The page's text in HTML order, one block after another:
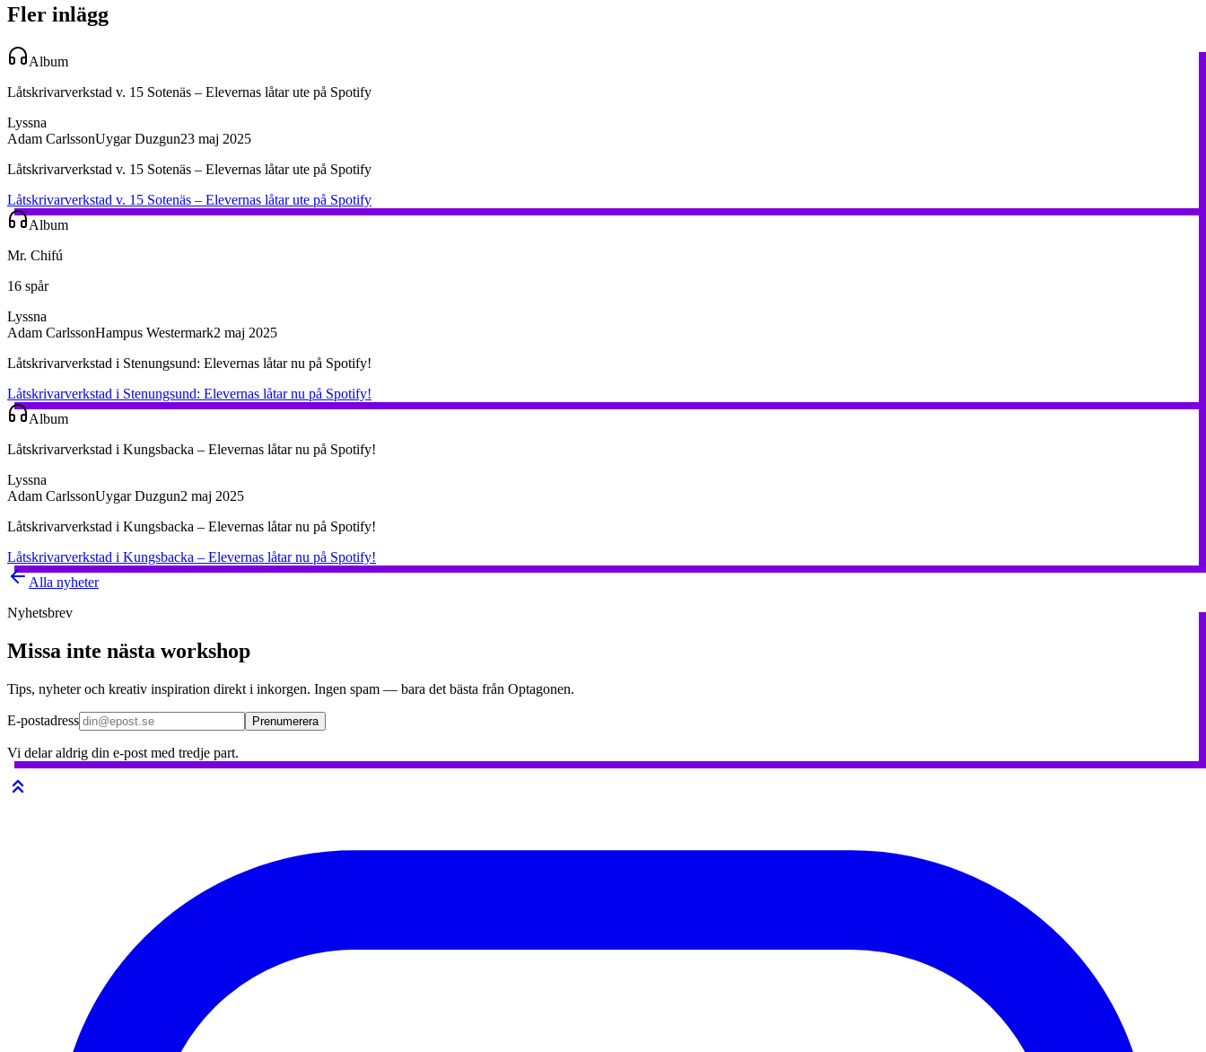
Fler inlägg
Album
Låtskrivarverkstad v. 15 Sotenäs – Elevernas låtar ute på Spotify
Lyssna
Adam CarlssonUygar Duzgun23 maj 2025
Låtskrivarverkstad v. 15 Sotenäs – Elevernas låtar ute på Spotify
Låtskrivarverkstad v. 15 Sotenäs – Elevernas låtar ute på Spotify
Album
Mr. Chifú
16 spår
Lyssna
Adam CarlssonHampus Westermark2 maj 2025
Låtskrivarverkstad i Stenungsund: Elevernas låtar nu på Spotify!
Låtskrivarverkstad i Stenungsund: Elevernas låtar nu på Spotify!
Album
Låtskrivarverkstad i Kungsbacka – Elevernas låtar nu på Spotify!
Lyssna
Adam CarlssonUygar Duzgun2 maj 2025
Låtskrivarverkstad i Kungsbacka – Elevernas låtar nu på Spotify!
Låtskrivarverkstad i Kungsbacka – Elevernas låtar nu på Spotify!
Alla nyheter
Nyhetsbrev
Missa inte nästa workshop
Tips, nyheter och kreativ inspiration direkt i inkorgen. Ingen spam — bara det bästa från Optagonen.
E-postadress Prenumerera
Vi delar aldrig din e-post med tredje part.